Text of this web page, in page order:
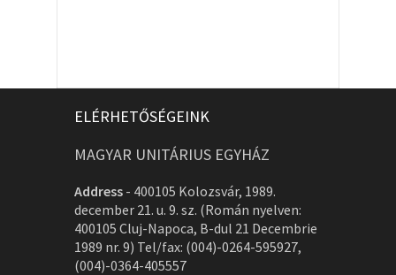
ELÉRHETŐSÉGEINK
MAGYAR UNITÁRIUS EGYHÁZ
Address - 400105 Kolozsvár, 1989.
december 21. u. 9. sz. (Román nyelven:
400105 Cluj-Napoca, B-dul 21 Decembrie
1989 nr. 9) Tel/fax: (004)-0264-595927,
(004)-0364-405557